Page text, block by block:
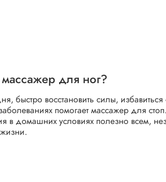
для ног?
быстро восстановить силы,
помогает массажер для
в домашних условиях полезно всем,